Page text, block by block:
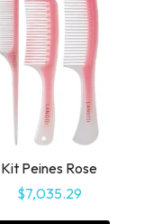
Kit Peines Rose
$7,035.29